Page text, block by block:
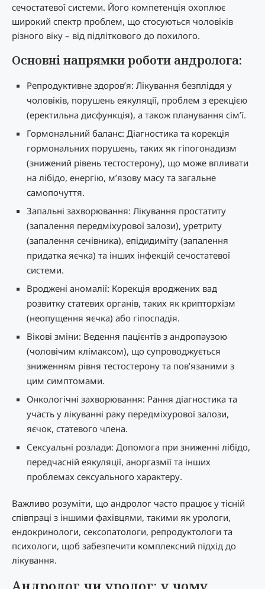
сечостатевої системи. Його компетенція охоплює
широкий спектр проблем, що стосуються чоловіків
різного віку – від підліткового до похилого.
Основні напрямки роботи андролога:
Репродуктивне здоров’я: Лікування безпліддя у
чоловіків, порушень еякуляції, проблем з ерекцією
(еректильна дисфункція), а також планування сім’ї.
Гормональний баланс: Діагностика та корекція
гормональних порушень, таких як гіпогонадизм
(знижений рівень тестостерону), що може впливати
на лібідо, енергію, м’язову масу та загальне
самопочуття.
Запальні захворювання: Лікування простатиту
(запалення передміхурової залози), уретриту
(запалення сечівника), епідидиміту (запалення
придатка яєчка) та інших інфекцій сечостатевої
системи.
Вроджені аномалії: Корекція вроджених вад
розвитку статевих органів, таких як крипторхізм
(неопущення яєчка) або гіпоспадія.
Вікові зміни: Ведення пацієнтів з андропаузою
(чоловічим клімаксом), що супроводжується
зниженням рівня тестостерону та пов’язаними з
цим симптомами.
Онкологічні захворювання: Рання діагностика та
участь у лікуванні раку передміхурової залози,
яєчок, статевого члена.
Сексуальні розлади: Допомога при зниженні лібідо,
передчасній еякуляції, аноргазмії та інших
проблемах сексуального характеру.
Важливо розуміти, що андролог часто працює у тісній
співпраці з іншими фахівцями, такими як урологи,
ендокринологи, сексопатологи, репродуктологи та
психологи, щоб забезпечити комплексний підхід до
лікування.
Андролог чи уролог: у чому